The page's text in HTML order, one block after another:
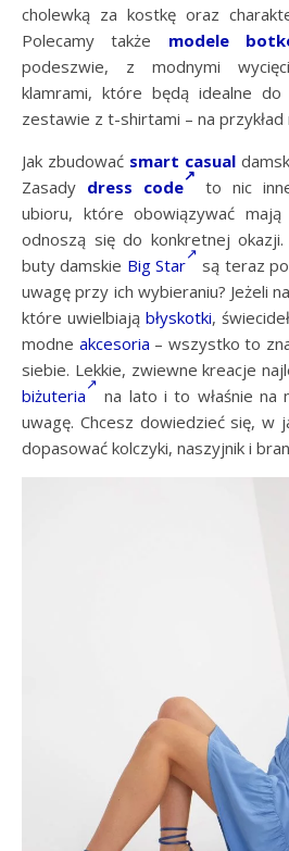
cholewką za kostkę oraz
Polecamy także modele
podeszwie, z modnymi
klamrami, które będą idealne
zestawie z t-shirtami – na przykład
Jak zbudować smart casual
Zasady dress code
to nic
ubioru, które obowiązywać
odnoszą się do konkretnej
buty damskie Big Star
są teraz
uwagę przy ich wybieraniu? Jeżeli
które uwielbiają błyskotki,
modne akcesoria – wszystko to
siebie. Lekkie, zwiewne kreacje
biżuteria
na lato i to właśnie na
uwagę. Chcesz dowiedzieć się, w
dopasować kolczyki, naszyjnik i